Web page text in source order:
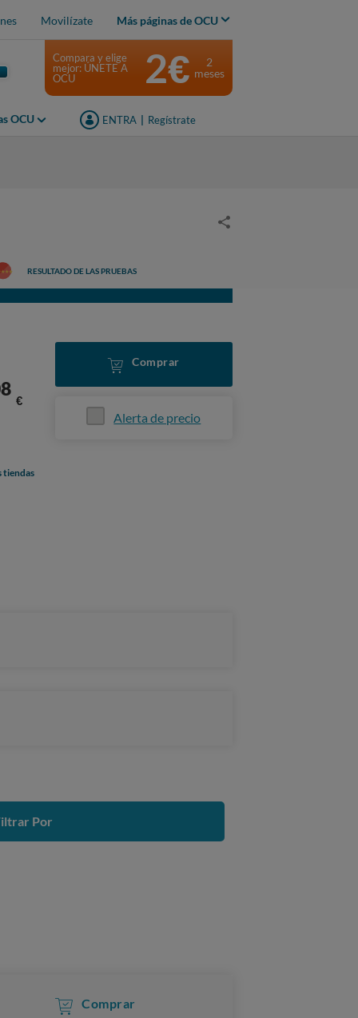
Movilízate Más páginas de OCU
OCU ENTRA Regístrate
Compara y elige
mejor: ÚNETE A
OCU
2€
2
meses
RESULTADO DE LAS PRUEBAS
€
Comprar
Alerta de precio
tiendas
Por
Comprar